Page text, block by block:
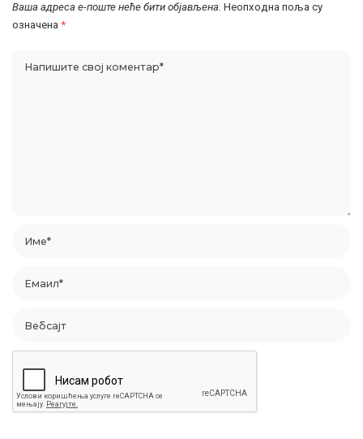
Ваша адреса е-поште неће бити објављена. Неопходна поља су
означена *